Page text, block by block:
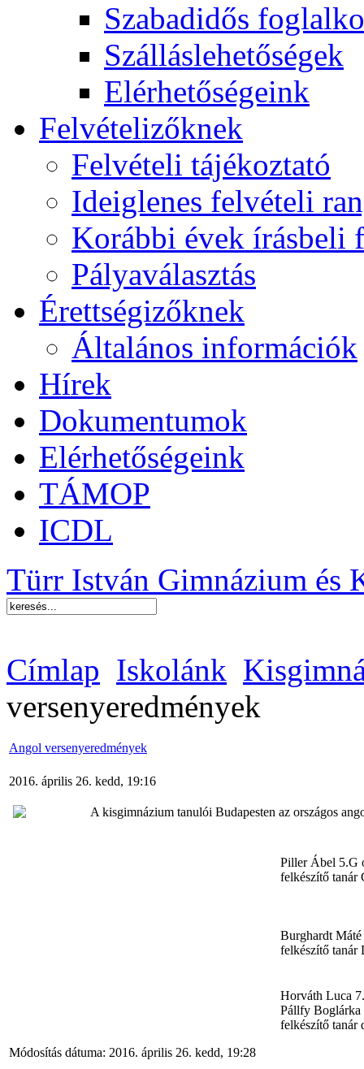
Szabadidős
Szálláslehetőségek
Elérhetőségeink
Felvételizőknek
Felvételi tájékoztató
Ideiglenes felvételi
Korábbi évek írásbeli
Pályaválasztás
Érettségizőknek
Általános információk
Hírek
Dokumentumok
Elérhetőségeink
TÁMOP
ICDL
Türr István Gimnázium és
Címlap Iskolánk
versenyeredmények
Angol versenyeredmények
2016. április 26. kedd, 19:16
A kisgimnázium tanulói Budapesten az országos
Piller Ábel 5.G
felkészítő tanár
Burghardt
felkészítő tanár
Horváth Luca
Pállfy Boglárka
felkészítő tanár
Módosítás dátuma: 2016. április 26. kedd, 19:28